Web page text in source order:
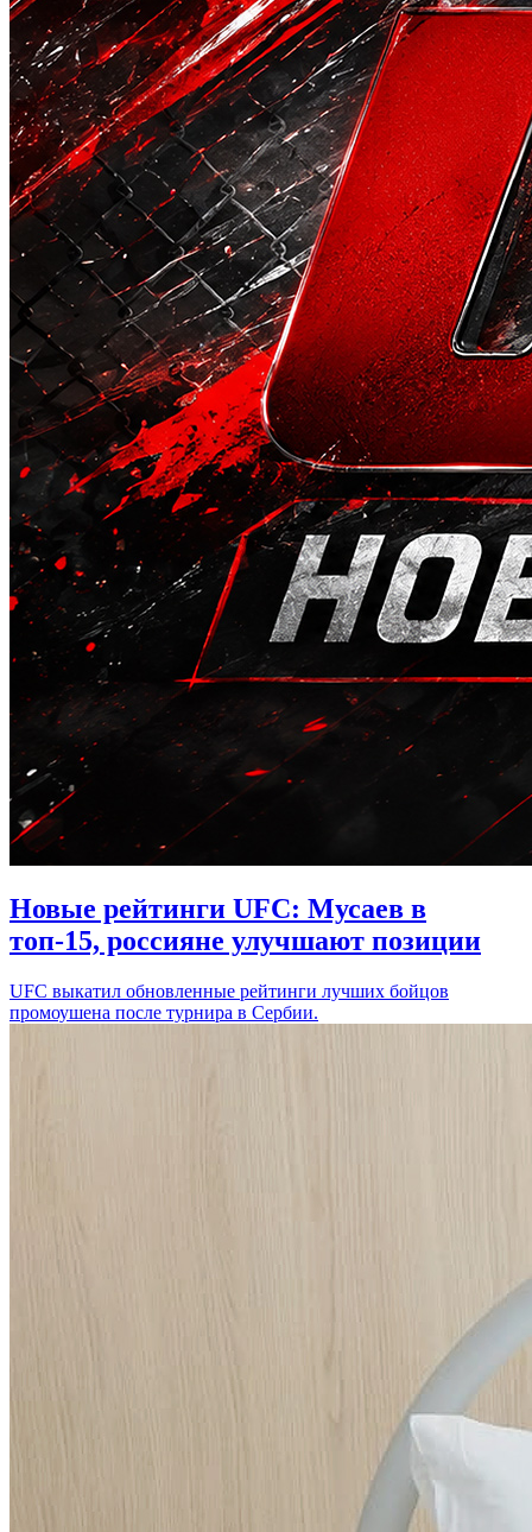
Новые рейтинги UFC: Мусаев в
топ-15, россияне улучшают позиции
UFC выкатил обновленные рейтинги лучших бойцов
промоушена после турнира в Сербии.